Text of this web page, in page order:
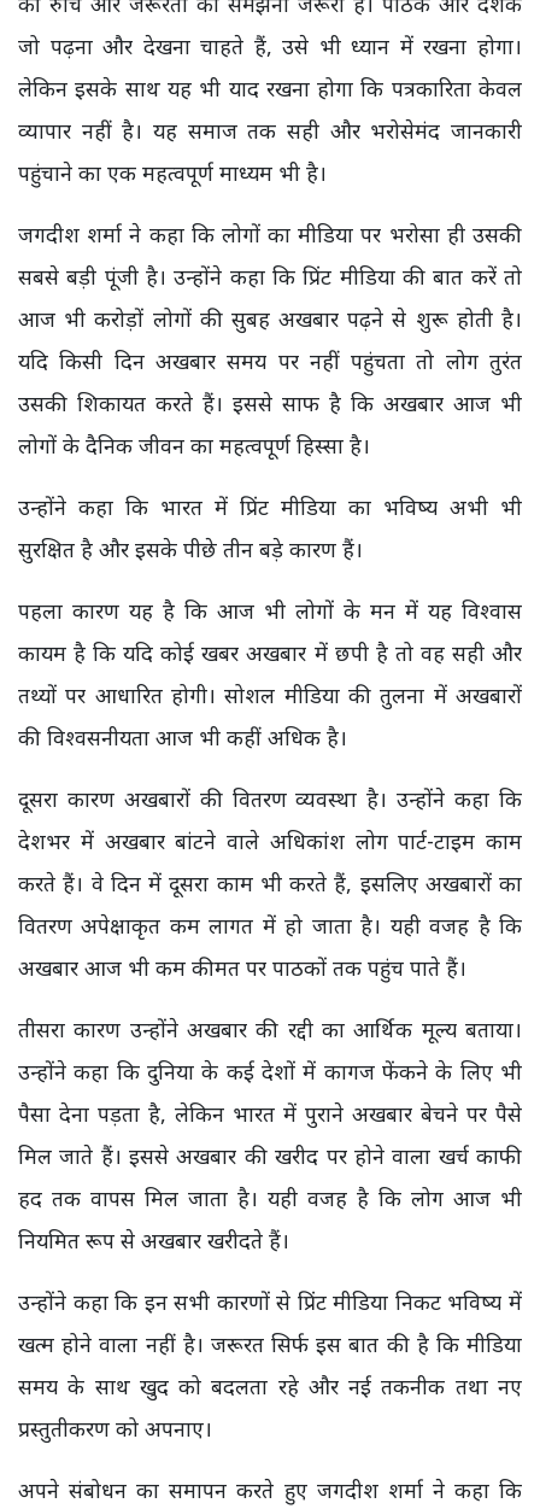
जो पढ़ना और देखना चाहते हैं, उसे भी ध्यान में रखना होगा।
लेकिन इसके साथ यह भी याद रखना होगा कि पत्रकारिता केवल
व्यापार नहीं है। यह समाज तक सही और भरोसेमंद जानकारी
पहुंचाने का एक महत्वपूर्ण माध्यम भी है।
जगदीश शर्मा ने कहा कि लोगों का मीडिया पर भरोसा ही उसकी
सबसे बड़ी पूंजी है। उन्होंने कहा कि प्रिंट मीडिया की बात करें तो
आज भी करोड़ों लोगों की सुबह अखबार पढ़ने से शुरू होती है।
यदि किसी दिन अखबार समय पर नहीं पहुंचता तो लोग तुरंत
उसकी शिकायत करते हैं। इससे साफ है कि अखबार आज भी
लोगों के दैनिक जीवन का महत्वपूर्ण हिस्सा है।
उन्होंने कहा कि भारत में प्रिंट मीडिया का भविष्य अभी भी
सुरक्षित है और इसके पीछे तीन बड़े कारण हैं।
पहला कारण यह है कि आज भी लोगों के मन में यह विश्वास
कायम है कि यदि कोई खबर अखबार में छपी है तो वह सही और
तथ्यों पर आधारित होगी। सोशल मीडिया की तुलना में अखबारों
की विश्वसनीयता आज भी कहीं अधिक है।
दूसरा कारण अखबारों की वितरण व्यवस्था है। उन्होंने कहा कि
देशभर में अखबार बांटने वाले अधिकांश लोग पार्ट-टाइम काम
करते हैं। वे दिन में दूसरा काम भी करते हैं, इसलिए अखबारों का
वितरण अपेक्षाकृत कम लागत में हो जाता है। यही वजह है कि
अखबार आज भी कम कीमत पर पाठकों तक पहुंच पाते हैं।
तीसरा कारण उन्होंने अखबार की रद्दी का आर्थिक मूल्य बताया।
उन्होंने कहा कि दुनिया के कई देशों में कागज फेंकने के लिए भी
पैसा देना पड़ता है, लेकिन भारत में पुराने अखबार बेचने पर पैसे
मिल जाते हैं। इससे अखबार की खरीद पर होने वाला खर्च काफी
हद तक वापस मिल जाता है। यही वजह है कि लोग आज भी
नियमित रूप से अखबार खरीदते हैं।
उन्होंने कहा कि इन सभी कारणों से प्रिंट मीडिया निकट भविष्य में
खत्म होने वाला नहीं है। जरूरत सिर्फ इस बात की है कि मीडिया
समय के साथ खुद को बदलता रहे और नई तकनीक तथा नए
प्रस्तुतीकरण को अपनाए।
अपने संबोधन का समापन करते हुए जगदीश शर्मा ने कहा कि